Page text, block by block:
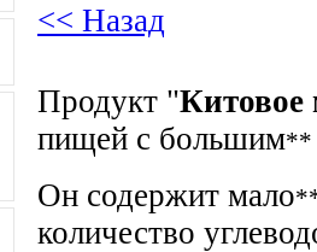
<< Назад
Продукт "Китовое
пищей с большим**
Он содержит мало
количество